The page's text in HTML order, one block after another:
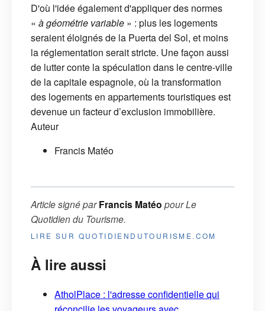
D'où l'idée également d'appliquer des normes
« à géométrie variable » : plus les logements
seraient éloignés de la Puerta del Sol, et moins
la réglementation serait stricte. Une façon aussi
de lutter conte la spéculation dans le centre-ville
de la capitale espagnole, où la transformation
des logements en appartements touristiques est
devenue un facteur d’exclusion immobilière.
Auteur
Francis Matéo
Article signé parFrancis Matéo pourLe
Quotidien du Tourisme.
LIRE SUR QUOTIDIENDUTOURISME.COM
À lire aussi
AtholPlace : l'adresse confidentielle qui